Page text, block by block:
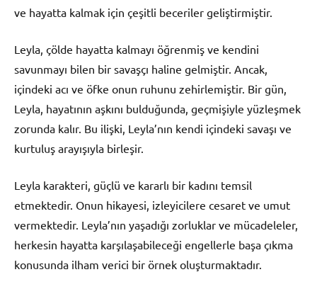
ve hayatta kalmak için çeşitli beceriler geliştirmiştir.
Leyla, çölde hayatta kalmayı öğrenmiş ve kendini
savunmayı bilen bir savaşçı haline gelmiştir. Ancak,
içindeki acı ve öfke onun ruhunu zehirlemiştir. Bir gün,
Leyla, hayatının aşkını bulduğunda, geçmişiyle yüzleşmek
zorunda kalır. Bu ilişki, Leyla’nın kendi içindeki savaşı ve
kurtuluş arayışıyla birleşir.
Leyla karakteri, güçlü ve kararlı bir kadını temsil
etmektedir. Onun hikayesi, izleyicilere cesaret ve umut
vermektedir. Leyla’nın yaşadığı zorluklar ve mücadeleler,
herkesin hayatta karşılaşabileceği engellerle başa çıkma
konusunda ilham verici bir örnek oluşturmaktadır.